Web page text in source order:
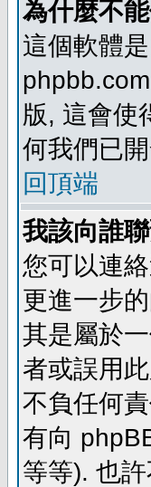
為什麼不
這個軟體
版, 這會使
何我們已
回頂端
我該向誰
您可以連
更進一步
其是屬於
者或誤用
不負任何
有向
等等). 也